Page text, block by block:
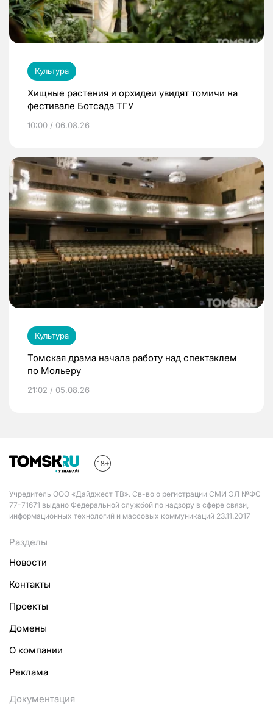
Культура
Хищные растения и орхидеи увидят томичи на
фестивале Ботсада ТГУ
10:00 / 06.08.26
Культура
Томская драма начала работу над спектаклем
по Мольеру
21:02 / 05.08.26
Учредитель ООО «Дайджест ТВ». Св-во о регистрации СМИ ЭЛ №ФС
77-71671 выдано Федеральной службой по надзору в сфере связи,
информационных технологий и массовых коммуникаций 23.11.2017
Разделы
Новости
Контакты
Проекты
Домены
О компании
Реклама
Документация